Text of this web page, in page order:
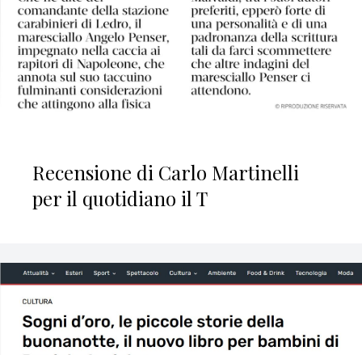
Recensione di Carlo Martinelli
per il quotidiano il T